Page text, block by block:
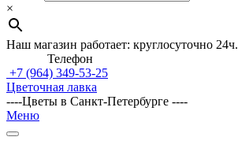
×
Наш магазин работает: круглосуточно 24ч.
Телефон
+7 (964) 349-53-25
Цветочная лавка
----Цветы в Санкт-Петербурге ----
Главное
навигационное
Меню